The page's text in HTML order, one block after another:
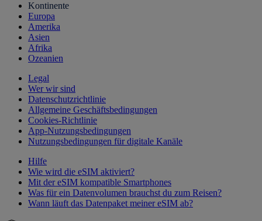
Kontinente
Europa
Amerika
Asien
Afrika
Ozeanien
Legal
Wer wir sind
Datenschutzrichtlinie
Allgemeine Geschäftsbedingungen
Cookies-Richtlinie
App-Nutzungsbedingungen
Nutzungsbedingungen für digitale Kanäle
Hilfe
Wie wird die eSIM aktiviert?
Mit der eSIM kompatible Smartphones
Was für ein Datenvolumen brauchst du zum Reisen?
Wann läuft das Datenpaket meiner eSIM ab?